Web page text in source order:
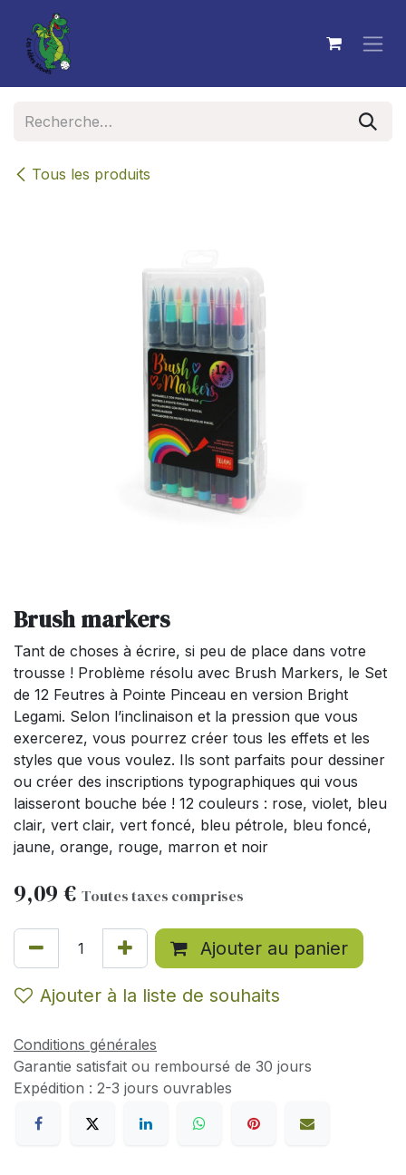
Se rendre au contenu
Tous les produits
Brush markers
Tant de choses à écrire, si peu de place dans votre
trousse ! Problème résolu avec Brush Markers, le Set
de 12 Feutres à Pointe Pinceau en version Bright
Legami. Selon l’inclinaison et la pression que vous
exercerez, vous pourrez créer tous les effets et les
styles que vous voulez. Ils sont parfaits pour dessiner
ou créer des inscriptions typographiques qui vous
laisseront bouche bée ! 12 couleurs : rose, violet, bleu
clair, vert clair, vert foncé, bleu pétrole, bleu foncé,
jaune, orange, rouge, marron et noir
9,09 € Toutes taxes comprises
Ajouter au panier
Ajouter à la liste de souhaits
Conditions générales
Garantie satisfait ou remboursé de 30 jours
Expédition : 2-3 jours ouvrables